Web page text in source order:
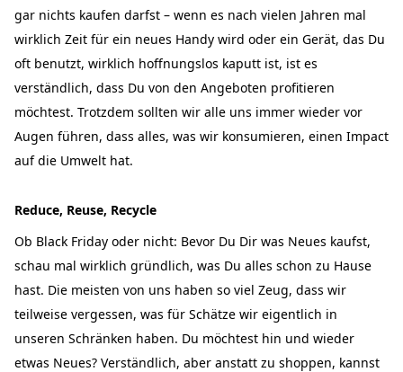
gar nichts kaufen darfst – wenn es nach vielen Jahren mal
wirklich Zeit für ein neues Handy wird oder ein Gerät, das Du
oft benutzt, wirklich hoffnungslos kaputt ist, ist es
verständlich, dass Du von den Angeboten profitieren
möchtest. Trotzdem sollten wir alle uns immer wieder vor
Augen führen, dass alles, was wir konsumieren, einen Impact
auf die Umwelt hat.
Reduce, Reuse, Recycle
Ob Black Friday oder nicht: Bevor Du Dir was Neues kaufst,
schau mal wirklich gründlich, was Du alles schon zu Hause
hast. Die meisten von uns haben so viel Zeug, dass wir
teilweise vergessen, was für Schätze wir eigentlich in
unseren Schränken haben. Du möchtest hin und wieder
etwas Neues? Verständlich, aber anstatt zu shoppen, kannst